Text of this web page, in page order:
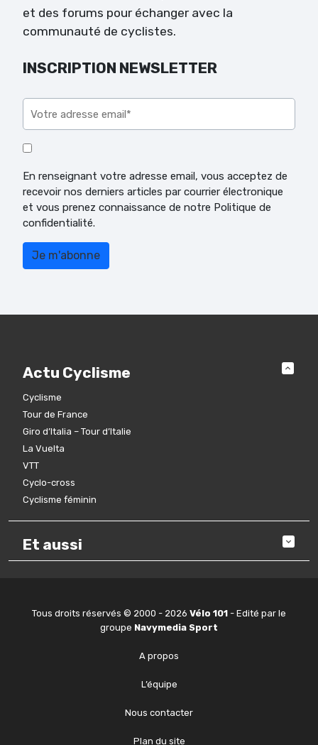
et des forums pour échanger avec la
communauté de cyclistes.
INSCRIPTION NEWSLETTER
En renseignant votre adresse email, vous acceptez de
recevoir nos derniers articles par courrier électronique
et vous prenez connaissance de notre Politique de
confidentialité.
Actu Cyclisme
Cyclisme
Tour de France
Giro d’Italia – Tour d’Italie
La Vuelta
VTT
Cyclo-cross
Cyclisme féminin
Et aussi
Tous droits réservés © 2000 - 2026 Vélo 101 - Edité par le
groupe Navymedia Sport
A propos
L’équipe
Nous contacter
Plan du site